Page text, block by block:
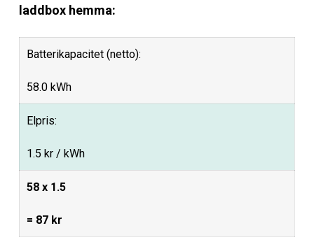
laddbox hemma:
Batterikapacitet (netto):
58.0 kWh
Elpris:
1.5 kr / kWh
58 x 1.5
= 87 kr